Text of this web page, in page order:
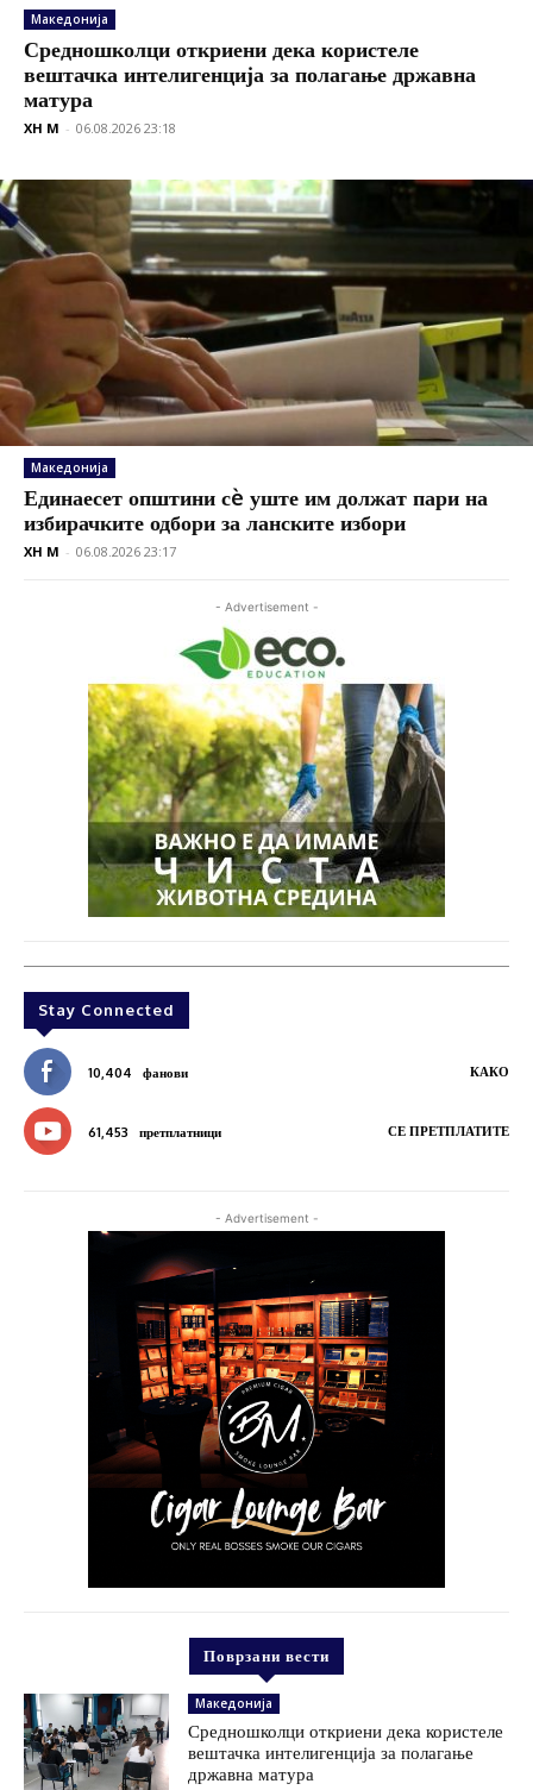
Македонија
Средношколци откриени дека користеле
вештачка интелигенција за полагање државна
матура
XH M - 06.08.2026 23:18
Македонија
Единаесет општини сè уште им должат пари на
избирачките одбори за ланските избори
XH M - 06.08.2026 23:17
- Advertisement -
Stay Connected
10,404 фанови КАКО
61,453 претплатници СЕ ПРЕТПЛАТИТЕ
- Advertisement -
Поврзани вести
Македонија
Средношколци откриени дека користеле
вештачка интелигенција за полагање
државна матура